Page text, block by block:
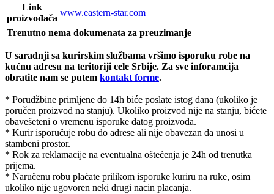
Link
proizvođača
www.eastern-star.com
Trenutno nema dokumenata za preuzimanje
U saradnji sa kurirskim službama vršimo isporuku robe na
kućnu adresu na teritoriji cele Srbije. Za sve inforamcija
obratite nam se putem kontakt forme.
* Porudžbine primljene do 14h biće poslate istog dana (ukoliko je
poručen proizvod na stanju). Ukoliko proizvod nije na stanju, bićete
obavešeteni o vremenu isporuke datog proizvoda.
* Kurir isporučuje robu do adrese ali nije obavezan da unosi u
stambeni prostor.
* Rok za reklamacije na eventualna oštećenja je 24h od trenutka
prijema.
* Naručenu robu plaćate prilikom isporuke kuriru na ruke, osim
ukoliko nije ugovoren neki drugi nacin placanja.